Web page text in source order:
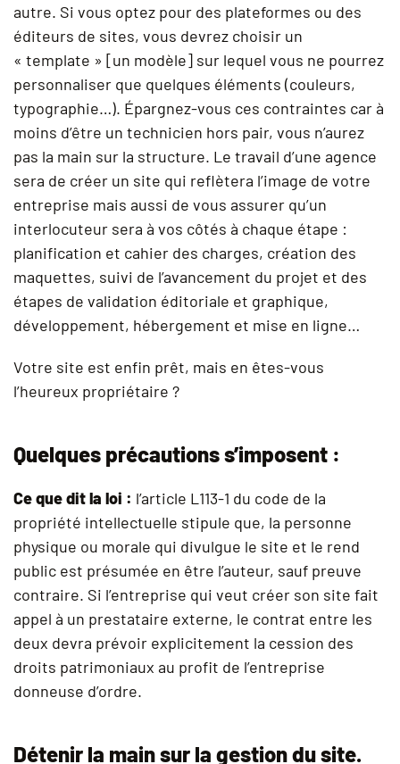
autre. Si vous optez pour des plateformes ou des
éditeurs de sites, vous devrez choisir un
« template » [un modèle] sur lequel vous ne pourrez
personnaliser que quelques éléments (couleurs,
typographie…). Épargnez-vous ces contraintes car à
moins d’être un technicien hors pair, vous n’aurez
pas la main sur la structure. Le travail d’une agence
sera de créer un site qui reflètera l’image de votre
entreprise mais aussi de vous assurer qu’un
interlocuteur sera à vos côtés à chaque étape :
planification et cahier des charges, création des
maquettes, suivi de l’avancement du projet et des
étapes de validation éditoriale et graphique,
développement, hébergement et mise en ligne…
Votre site est enfin prêt, mais en êtes-vous
l’heureux propriétaire ?
Quelques précautions s’imposent :
Ce que dit la loi : l’article L113-1 du code de la
propriété intellectuelle stipule que, la personne
physique ou morale qui divulgue le site et le rend
public est présumée en être l’auteur, sauf preuve
contraire. Si l’entreprise qui veut créer son site fait
appel à un prestataire externe, le contrat entre les
deux devra prévoir explicitement la cession des
droits patrimoniaux au profit de l’entreprise
donneuse d’ordre.
Détenir la main sur la gestion du site.